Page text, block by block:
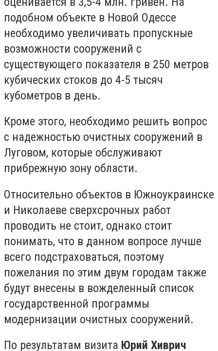
подобном объекте в Новой Одессе
необходимо увеличивать пропускные
возможности сооружений с
существующего показателя в 250 метров
кубических стоков до 4-5 тысяч
кубометров в день.
Кроме этого, необходимо решить вопрос
с надежностью очистных сооружений в
Луговом, которые обслуживают
прибрежную зону области.
Относительно объектов в Южноукраинске
и Николаеве сверхсрочных работ
проводить не стоит, однако стоит
понимать, что в данном вопросе лучше
всего подстраховаться, поэтому
пожелания по этим двум городам также
будут внесены в вожделенный список
государственной программы
модернизации очистных сооружений.
По результатам визита Юрий Хиврич